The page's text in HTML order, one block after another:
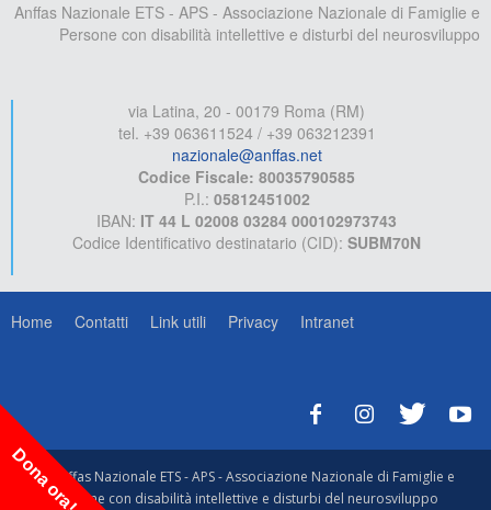
Anffas Nazionale ETS - APS - Associazione Nazionale di Famiglie e
Persone con disabilità intellettive e disturbi del neurosviluppo
via Latina, 20 - 00179 Roma (RM)
tel. +39 063611524 / +39 063212391
nazionale@anffas.net
Codice Fiscale: 80035790585
P.I.: 05812451002
IBAN: IT 44 L 02008 03284 000102973743
Codice Identificativo destinatario (CID): SUBM70N
Home Contatti Link utili Privacy Intranet
© Anffas Nazionale ETS - APS - Associazione Nazionale di Famiglie e
Persone con disabilità intellettive e disturbi del neurosviluppo
Dona ora!